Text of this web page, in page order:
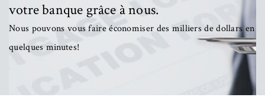
votre banque grâce à nous.
Nous pouvons vous faire économiser des milliers de dollars en
quelques minutes!